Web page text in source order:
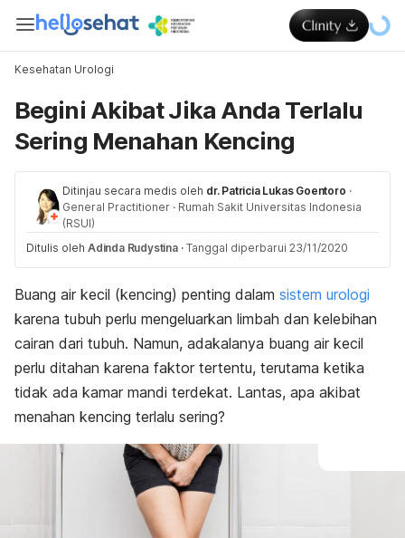
Kesehatan Urologi
Begini Akibat Jika Anda Terlalu
Sering Menahan Kencing
Ditinjau secara medis oleh dr. Patricia Lukas Goentoro ·
General Practitioner · Rumah Sakit Universitas Indonesia
(RSUI)
Ditulis oleh Adinda Rudystina · Tanggal diperbarui 23/11/2020
Buang air kecil (kencing) penting dalam sistem urologi
karena tubuh perlu mengeluarkan limbah dan kelebihan
cairan dari tubuh. Namun, adakalanya buang air kecil
perlu ditahan karena faktor tertentu, terutama ketika
tidak ada kamar mandi terdekat. Lantas, apa akibat
menahan kencing terlalu sering?